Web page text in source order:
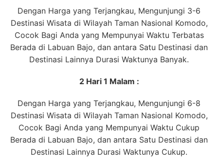
Dengan Harga yang Terjangkau, Mengunjungi 3-6
Destinasi Wisata di Wilayah Taman Nasional Komodo,
Cocok Bagi Anda yang Mempunyai Waktu Terbatas
Berada di Labuan Bajo, dan antara Satu Destinasi dan
Destinasi Lainnya Durasi Waktunya Banyak.
2 Hari 1 Malam :
Dengan Harga yang Terjangkau, Mengunjungi 6-8
Destinasi Wisata di Wilayah Taman Nasional Komodo,
Cocok Bagi Anda yang Mempunyai Waktu Cukup
Berada di Labuan Bajo, dan antara Satu Destinasi dan
Destinasi Lainnya Durasi Waktunya Cukup.